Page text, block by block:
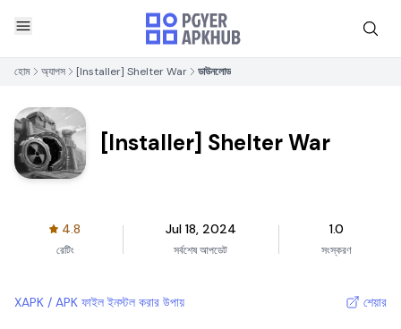
হোম অ্যাপস [Installer] Shelter War ডাউনলোড
[Installer] Shelter War
4.8
রেটিং
Jul 18, 2024
সর্বশেষ আপডেট
1.0
সংস্করণ
XAPK / APK ফাইল ইনস্টল করার উপায় শেয়ার